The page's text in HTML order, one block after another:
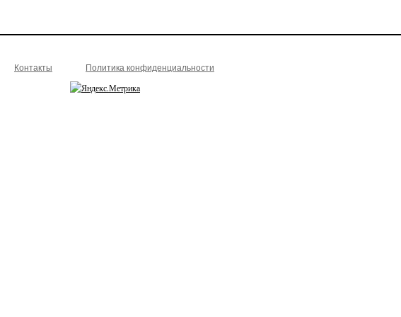
Контакты Политика конфиденциальности